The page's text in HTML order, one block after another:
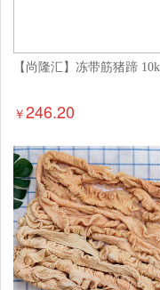
【尚隆汇】冻带筋猪蹄
￥246.20